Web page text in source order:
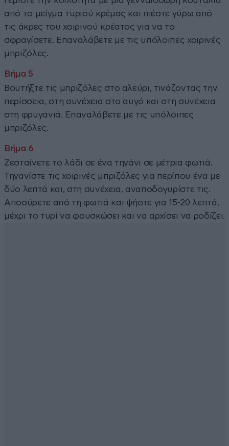
από το μείγμα τυριού κρέμας και πιέστε γύρω από
τις άκρες του χοιρινού κρέατος για να το
σφραγίσετε. Επαναλάβετε με τις υπόλοιπες χοιρινές
μπριζόλες.
Βουτήξτε τις μπριζόλες στο αλεύρι, τινάζοντας την
περίσσεια, στη συνέχεια στο αυγό και στη συνέχεια
στη φρυγανιά. Επαναλάβετε με τις υπόλοιπες
μπριζόλες.
Ζεσταίνετε το λάδι σε ένα τηγάνι σε μέτρια φωτιά.
Τηγανίστε τις χοιρινές μπριζόλες για περίπου ένα με
δύο λεπτά και, στη συνέχεια, αναποδογυρίστε τις.
Αποσύρετε από τη φωτιά και ψήστε για 15-20 λεπτά,
μέχρι το τυρί να φουσκώσει και να αρχίσει να ροδίζει.